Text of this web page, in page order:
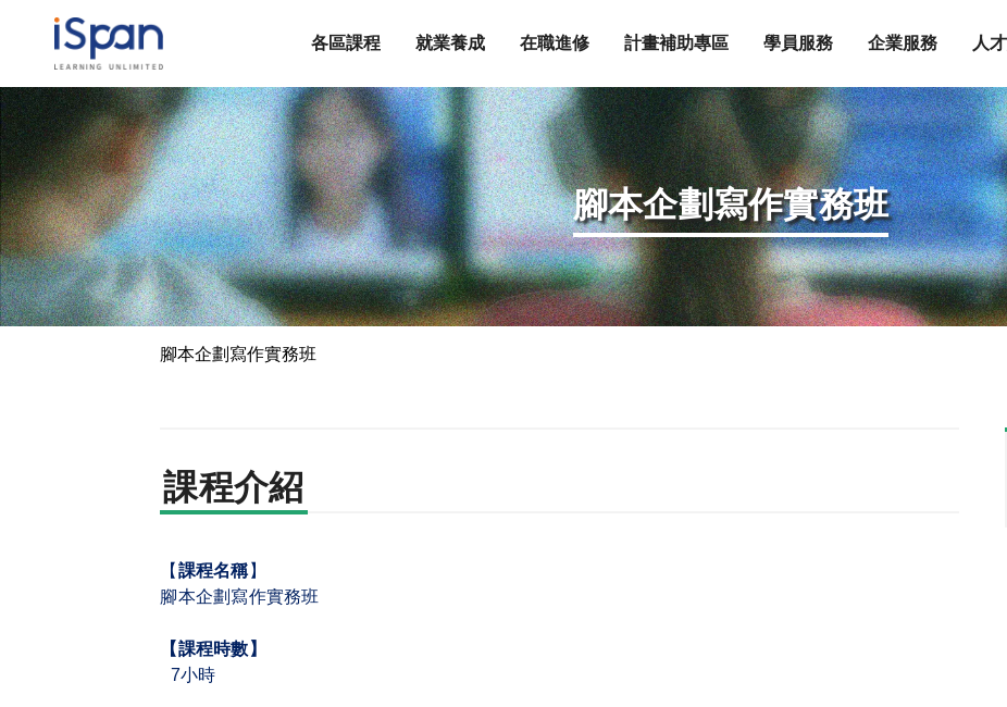
各區課程 就業養成 在職進修 計畫補助專區 學員服務 企業服務 人
腳本企劃寫作實務班
腳本企劃寫作實務班
課程介紹
【 課程名稱】
腳本企劃寫作實務班
【課程時數】
7小時